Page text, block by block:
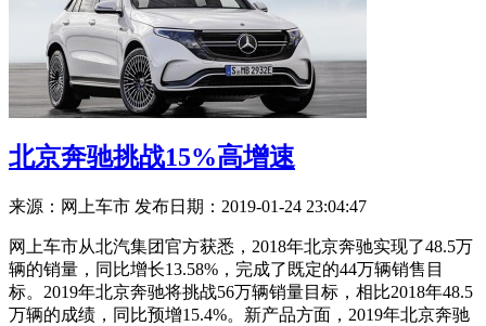
北京奔驰挑战15%高增速
来源：网上车市 发布日期：2019-01-24 23:04:47
网上车市从北汽集团官方获悉，2018年北京奔驰实现了48.5万
辆的销量，同比增长13.58%，完成了既定的44万辆销售目
标。2019年北京奔驰将挑战56万辆销量目标，相比2018年48.5
万辆的成绩，同比预增15.4%。新产品方面，2019年北京奔驰